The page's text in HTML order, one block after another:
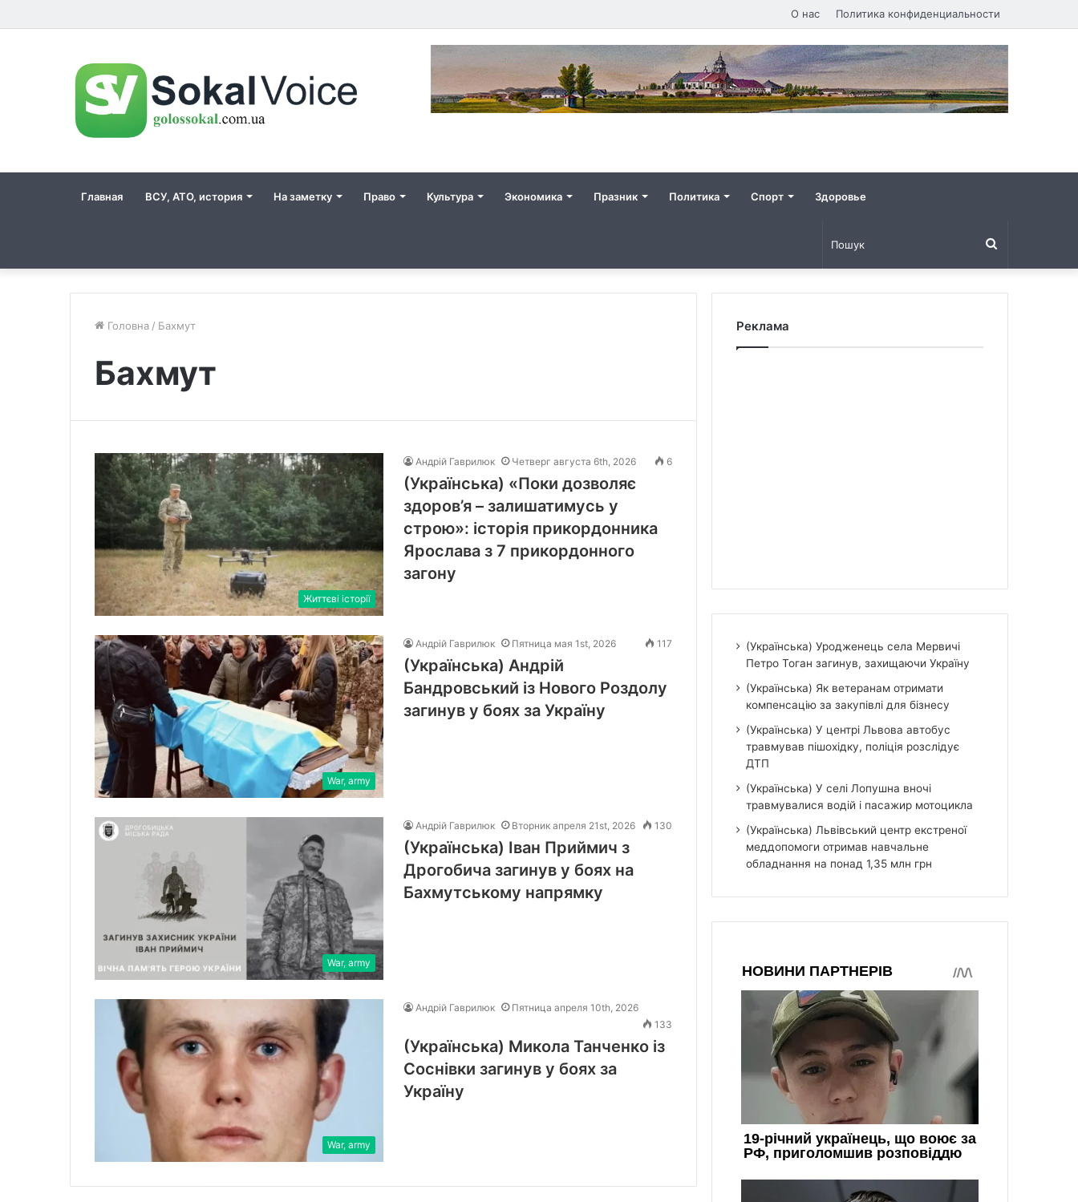
О нас Политика конфиденциальности
Главная ВСУ, АТО, история На заметку Право Культура Экономика Празник Политика Спорт Здоровье
Головна / Бахмут
Бахмут
Життєві історії
Андрій Гаврилюк Четверг августа 6th, 2026 6
(Українська) «Поки дозволяє
здоров’я – залишатимусь у
строю»: історія прикордонника
Ярослава з 7 прикордонного
загону
War, army
Андрій Гаврилюк Пятница мая 1st, 2026 117
(Українська) Андрій
Бандровський із Нового Роздолу
загинув у боях за Україну
War, army
Андрій Гаврилюк Вторник апреля 21st, 2026 130
(Українська) Іван Приймич з
Дрогобича загинув у боях на
Бахмутському напрямку
War, army
Андрій Гаврилюк
Пятница апреля 10th, 2026
133
(Українська) Микола Танченко із
Соснівки загинув у боях за
Україну
Реклама
(Українська) Уродженець села Мервичі
Петро Тоган загинув, захищаючи Україну
(Українська) Як ветеранам отримати
компенсацію за закупівлі для бізнесу
(Українська) У центрі Львова автобус
травмував пішохідку, поліція розслідує
ДТП
(Українська) У селі Лопушна вночі
травмувалися водій і пасажир мотоцикла
(Українська) Львівський центр екстреної
меддопомоги отримав навчальне
обладнання на понад 1,35 млн грн